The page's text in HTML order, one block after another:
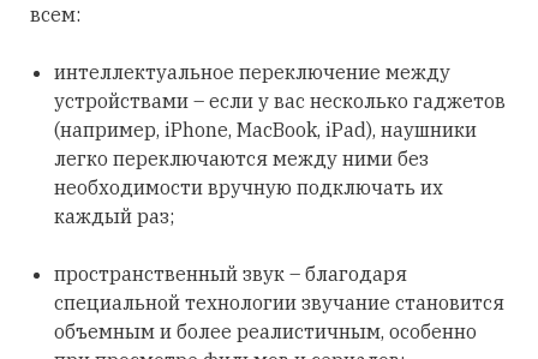
всем:
интеллектуальное переключение между
устройствами – если у вас несколько гаджетов
(например, iPhone, MacBook, iPad), наушники
легко переключаются между ними без
необходимости вручную подключать их
каждый раз;
пространственный звук – благодаря
специальной технологии звучание становится
объемным и более реалистичным, особенно